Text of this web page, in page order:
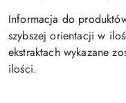
Informacja do
szybszej orientacji w
ekstraktach wykazane
ilości.